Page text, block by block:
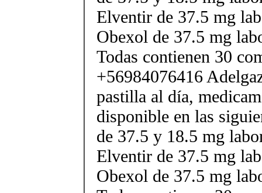
Elventir de 37.5 mg
Obexol de 37.5 mg
Todas contienen 30
+56984076416
pastilla al día,
disponible en las
de 37.5 y 18.5 mg
Elventir de 37.5 mg
Obexol de 37.5 mg